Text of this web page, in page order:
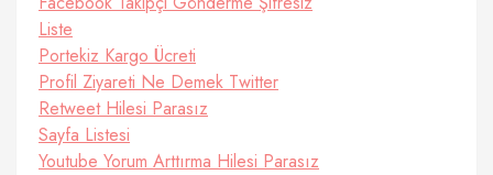
Liste
Portekiz Kargo Ücreti
Profil Ziyareti Ne Demek Twitter
Retweet Hilesi Parasız
Sayfa Listesi
Youtube Yorum Arttırma Hilesi Parasız